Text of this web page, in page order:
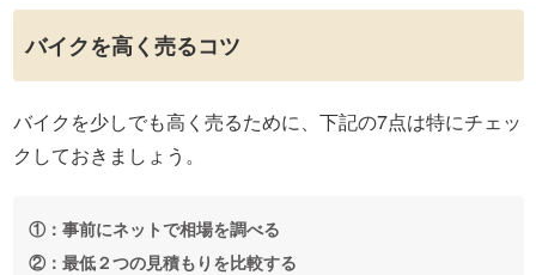
バイクを高く売るコツ
バイクを少しでも高く売るために、下記の7点は特にチェッ
クしておきましょう。
①：事前にネットで相場を調べる
②：最低２つの見積もりを比較する